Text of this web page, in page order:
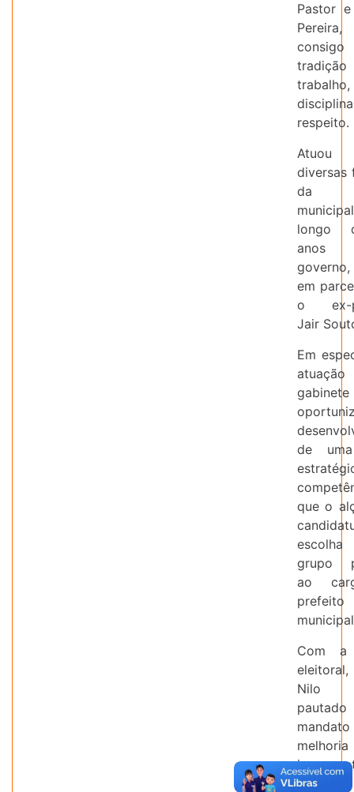
Pastor
trabalho,
respeito.
diversas
da
longo
governo,
em
o ex-
Jair
Em
gabinete
de
que o
grupo
ao
prefeito
Com a
Nilo
melhoria
políticas